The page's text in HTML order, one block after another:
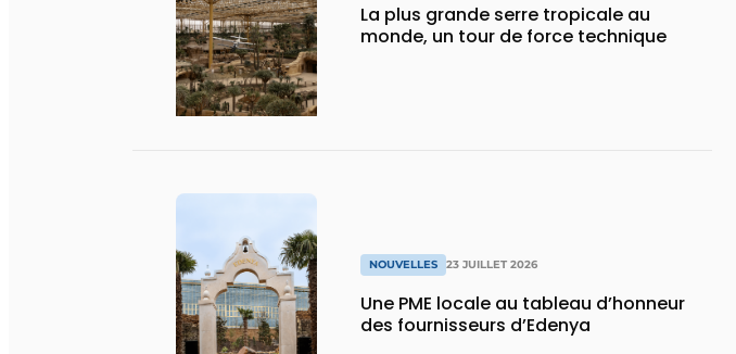
La plus grande serre tropicale au
monde, un tour de force technique
NOUVELLES 23 JUILLET 2026
Une PME locale au tableau d’honneur
des fournisseurs d’Edenya